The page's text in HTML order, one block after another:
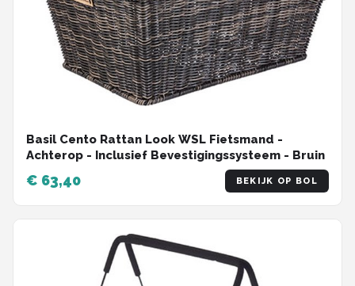
Basil Cento Rattan Look WSL Fietsmand -
Achterop - Inclusief Bevestigingssysteem - Bruin
€ 63,40 BEKIJK OP BOL